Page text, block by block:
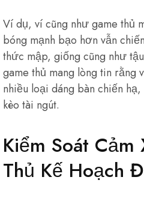
Ví dụ, ví cũng như game thủ
bóng mạnh bạo hơn vẫn
thức mập, giống cũng như
game thủ mang lòng tin rằng
nhiều loại dáng bàn chiến
kèo tài ngút.
Kiểm Soát Cảm
Thủ Kế Hoạch